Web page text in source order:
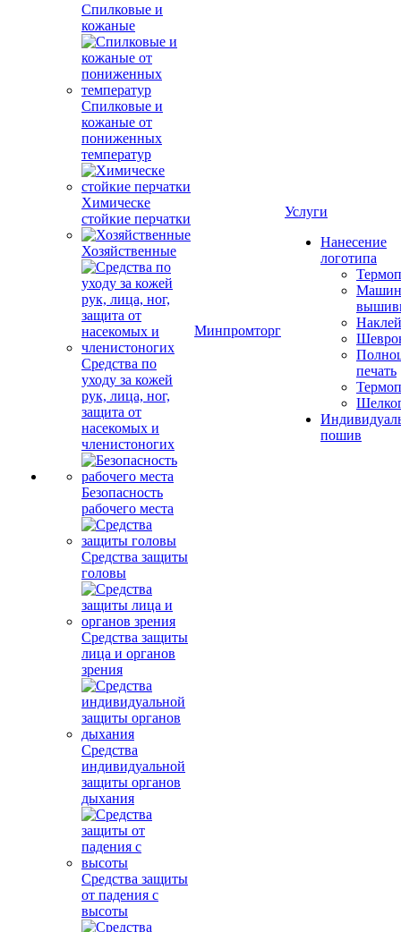
Спилковые и
кожаные
Спилковые и
кожаные от
пониженных
температур
Химическе
стойкие перчатки
Хозяйственные
Средства по
уходу за кожей
рук, лица, ног,
защита от
насекомых и
членистоногих
Безопасность
рабочего места
Средства защиты
головы
Средства защиты
лица и органов
зрения
Средства
индивидуальной
защиты органов
дыхания
Средства защиты
от падения с
высоты
Минпромторг
Услуги
Нанесение
логотипа
печать
пошив